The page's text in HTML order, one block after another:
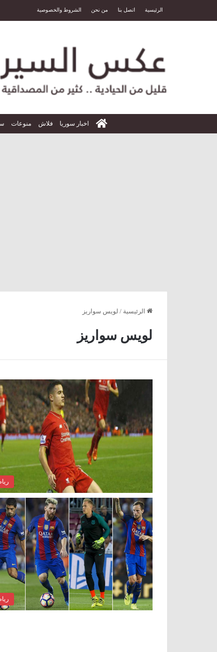
الرئيسية اتصل بنا من نحن الشروط والخصوصية
الرئيسية
اخبار سوريا فلاش منوعات
الرئيسية / لويس سواريز
لويس سواريز